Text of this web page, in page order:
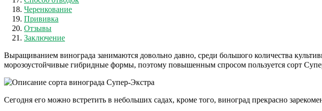
Черенкование
Прививка
Отзывы
Заключение
Выращиванием винограда занимаются довольно давно, среди большого количества
морозоустойчивые гибридные формы, поэтому повышенным спросом пользуется сорт
Сегодня его можно встретить в небольших садах, кроме того, виноград прекрасно